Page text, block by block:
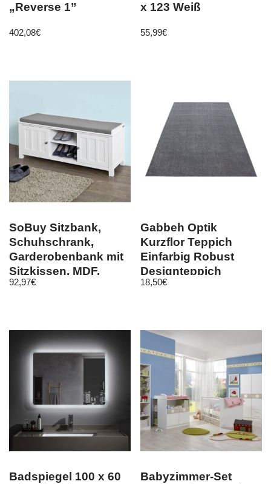
„Reverse 1”
402,08€
x 123 Weiß
55,99€
SoBuy Sitzbank,
Schuhschrank,
Garderobenbank mit
Sitzkissen, MDF,
weiß, FSR35-W
92,97€
Gabbeh Optik
Kurzflor Teppich
Einfarbig Robust
Designteppich
Hellgrau Meliert
18,50€
Badspiegel 100 x 60
Babyzimmer-Set